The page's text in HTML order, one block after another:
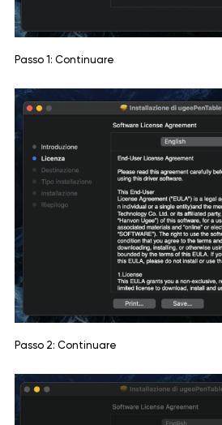
Passo 1: Continuare
Passo 2: Continuare